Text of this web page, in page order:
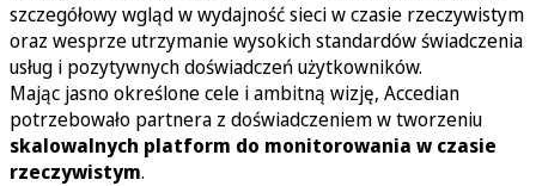
szczegółowy wgląd w wydajność sieci w czasie rzeczywistym
oraz wesprze utrzymanie wysokich standardów świadczenia
usług i pozytywnych doświadczeń użytkowników.
Mając jasno określone cele i ambitną wizję, Accedian
potrzebowało partnera z doświadczeniem w tworzeniu
skalowalnych platform do monitorowania w czasie
rzeczywistym.